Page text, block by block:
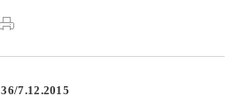
7.12.2015